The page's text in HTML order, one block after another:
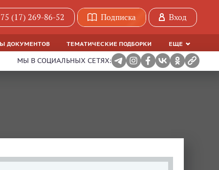
(17) 269-86-52 Подписка Вход
ДОКУМЕНТОВ ТЕМАТИЧЕСКИЕ ПОДБОРКИ ЕЩЕ
МЫ В СОЦИАЛЬНЫХ СЕТЯХ: